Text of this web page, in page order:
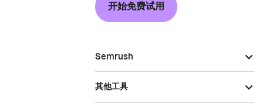
开始免费试用
Semrush
其他工具